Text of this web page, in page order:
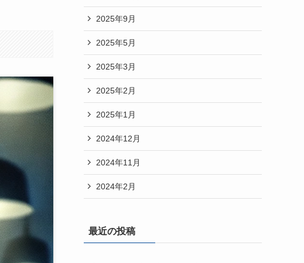
2025年9月
2025年5月
2025年3月
2025年2月
2025年1月
2024年12月
2024年11月
2024年2月
最近の投稿